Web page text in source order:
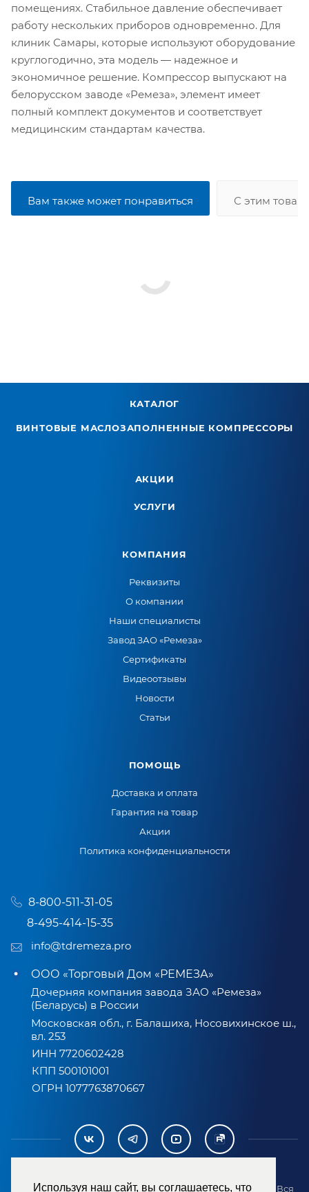
Используя наш сайт, вы соглашаетесь, что
помещениях. Стабильное давление обеспечивает
работу нескольких приборов одновременно. Для
клиник Самары, которые используют оборудование
круглогодично, эта модель — надежное и
экономичное решение. Компрессор выпускают на
белорусском заводе «Ремеза», элемент имеет
полный комплект документов и соответствует
медицинским стандартам качества.
Вам также может понравиться С этим
КАТАЛОГ
ВИНТОВЫЕ МАСЛОЗАПОЛНЕННЫЕ КОМПРЕССОРЫ
АКЦИИ
УСЛУГИ
КОМПАНИЯ
Реквизиты
О компании
Наши специалисты
Завод ЗАО «Ремеза»
Сертификаты
Видеоотзывы
Новости
Статьи
ПОМОЩЬ
Доставка и оплата
Гарантия на товар
Акции
Политика конфиденциальности
8-800-511-31-05
8-495-414-15-35
info@tdremeza.pro
ООО «Торговый Дом «РЕМЕЗА»
Дочерняя компания завода ЗАО «Ремеза»
(Беларусь) в России
Московская обл., г. Балашиха, Носовихинское ш.,
вл. 253
ИНН 7720602428
КПП 500101001
ОГРН 1077763870667
2007-2026 © ООО «ТД «РЕМЕЗА». Все права защищены. Вся